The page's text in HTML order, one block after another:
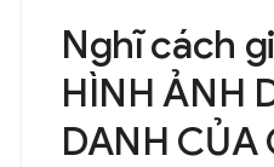
Nghĩ cách
HÌNH ẢNH
DANH CỦA